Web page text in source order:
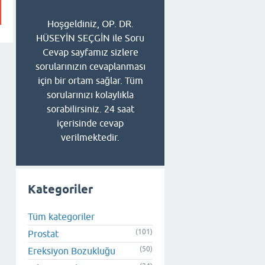
Hoşgeldiniz, OP. DR.
HÜSEYİN SEÇGİN ile Soru
Cevap sayfamız sizlere
sorularınızın cevaplanması
için bir ortam sağlar. Tüm
sorularınızı kolaylıkla
sorabilirsiniz. 24 saat
içerisinde cevap
verilmektedir.
Kategoriler
Tüm kategoriler
Prostat
(101)
Ereksiyon Bozukluğu (50)